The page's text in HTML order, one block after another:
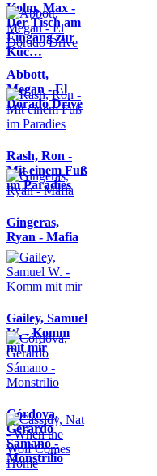
Kolm, Max -
Der Tisch am
Eingang zur
Küc…
Abbott,
Megan - El
Dorado Drive
Rash, Ron -
Mit einem Fuß
im Paradies
Gingeras,
Ryan - Mafia
Gailey, Samuel
W. - Komm
mit mir
Córdova,
Gerardo
Sámano -
Monstrilio